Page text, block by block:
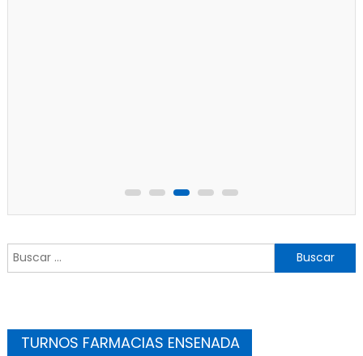
Buscar:
TURNOS FARMACIAS ENSENADA